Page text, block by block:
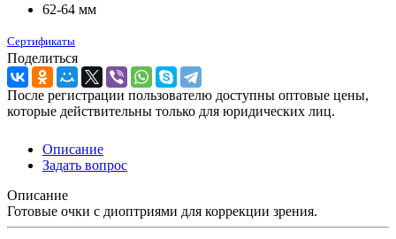
62-64 мм
Сертификаты
Поделиться
После регистрации пользователю доступны оптовые цены,
которые действительны только для юридических лиц.
Описание
Задать вопрос
Описание
Готовые очки с диоптриями для коррекции зрения.